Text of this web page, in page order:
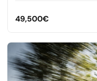
49,500€